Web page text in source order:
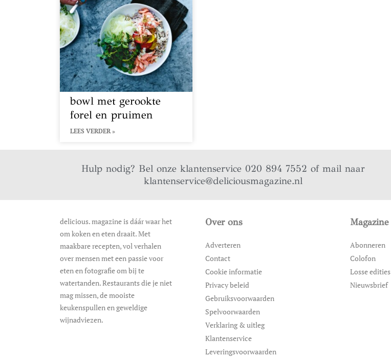
bowl met gerookte
forel en pruimen
LEES VERDER »
Hulp nodig? Bel onze klantenservice 020 894 7552 of mail naar
klantenservice@deliciousmagazine.nl
delicious. magazine is dáár waar het
om koken en eten draait. Met
maakbare recepten, vol verhalen
over mensen met een passie voor
eten en fotografie om bij te
watertanden. Restaurants die je niet
mag missen, de mooiste
keukenspullen en geweldige
wijnadviezen.
Over ons
Adverteren
Contact
Cookie informatie
Privacy beleid
Gebruiksvoorwaarden
Spelvoorwaarden
Verklaring & uitleg
Klantenservice
Leveringsvoorwaarden
Magazine
Abonneren
Colofon
Losse edities
Nieuwsbrief